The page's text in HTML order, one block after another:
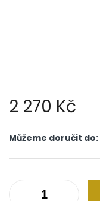
2 270 Kč
cena:
Můžeme doručit do: